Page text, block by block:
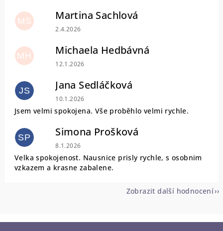
MS Martina Sachlová
Hodnocení obchodu je 5 z 5 hvězdiček.
2.4.2026
MH Michaela Hedbávná
Hodnocení obchodu je 5 z 5 hvězdiček.
12.1.2026
JS Jana Sedláčková
Hodnocení obchodu je 5 z 5 hvězdiček.
10.1.2026
Jsem velmi spokojena. Vše proběhlo velmi rychle.
SP Simona Prošková
Hodnocení obchodu je 5 z 5 hvězdiček.
8.1.2026
Velka spokojenost. Nausnice prisly rychle, s osobnim
vzkazem a krasne zabalene.
Zobrazit další hodnocení